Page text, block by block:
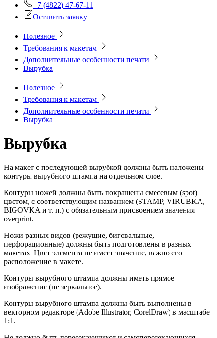
+7 (4822) 47-67-11
Оставить заявку
Полезное
Требования к макетам
Дополнительные особенности печати
Вырубка
Полезное
Требования к макетам
Дополнительные особенности печати
Вырубка
Вырубка
На макет с последующей вырубкой должны быть наложены
контуры вырубного штампа на отдельном слое.
Контуры ножей должны быть покрашены смесевым (spot)
цветом, с соответствующим названием (STAMP, VIRUBKA,
BIGOVKA и т. п.) с обязательным присвоением значения
overprint.
Ножи разных видов (режущие, биговальные,
перфорационные) должны быть подготовлены в разных
макетах. Цвет элемента не имеет значение, важно его
расположение в макете.
Контуры вырубного штампа должны иметь прямое
изображение (не зеркальное).
Контуры вырубного штампа должны быть выполнены в
векторном редакторе (Adobe Illustrator, CorelDraw) в масштабе
1:1.